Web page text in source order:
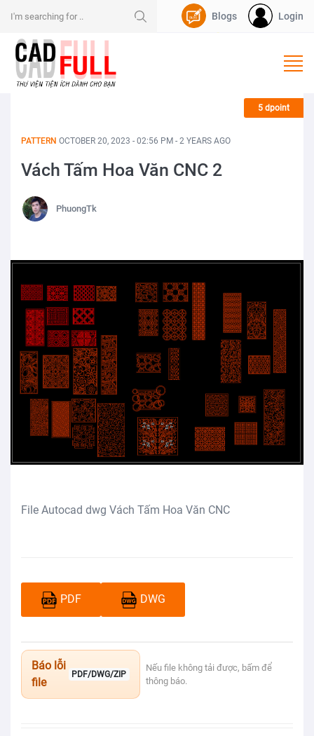
Login
Blogs
PATTERN OCTOBER 20, 2023 - 02:56 PM - 2 YEARS AGO
Vách Tấm Hoa Văn CNC 2
PhuongTk
5 dpoint
File Autocad dwg Vách Tấm Hoa Văn CNC
PDF DWG
Báo lỗi
file
PDF/DWG/ZIP
Nếu file không tải được, bấm để
thông báo.